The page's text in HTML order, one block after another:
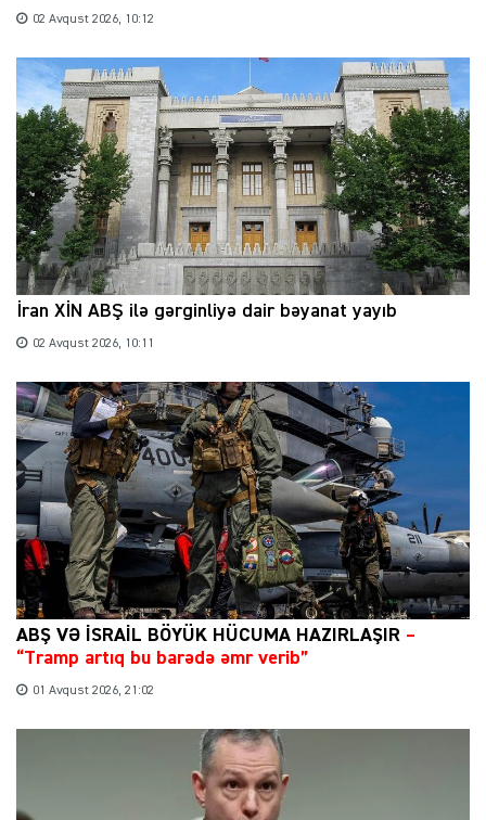
02 Avqust 2026, 10:12
İran XİN ABŞ ilə gərginliyə dair bəyanat yayıb
02 Avqust 2026, 10:11
ABŞ VƏ İSRAİL BÖYÜK HÜCUMA HAZIRLAŞIR –
“Tramp artıq bu barədə əmr verib”
01 Avqust 2026, 21:02